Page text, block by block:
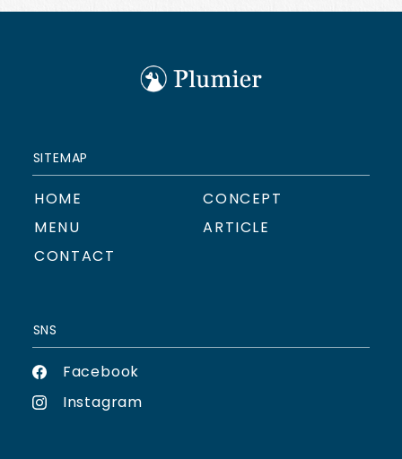
SITEMAP
HOME
CONCEPT
MENU
ARTICLE
CONTACT
SNS
Facebook
Instagram